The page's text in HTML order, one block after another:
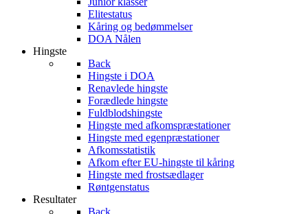
Elitestatus
Kåring og bedømmelser
DOA Nålen
Hingste
Back
Hingste i DOA
Renavlede hingste
Forædlede hingste
Fuldblodshingste
Hingste med afkomspræstationer
Hingste med egenpræstationer
Afkomsstatistik
Afkom efter EU-hingste til kåring
Hingste med frostsædlager
Røntgenstatus
Resultater
Back